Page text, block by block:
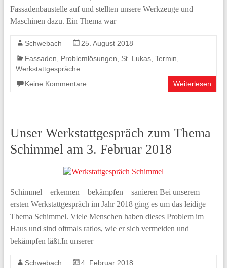
Fassadenbaustelle auf und stellten unsere Werkzeuge und
Maschinen dazu. Ein Thema war
Schwebach
25. August 2018
Fassaden
Problemlösungen St. Lukas, Termin
Werkstattgespräche
Keine Kommentare
Weiterlesen
Unser Werkstattgespräch zum Thema
Schimmel am 3. Februar 2018
Schimmel – erkennen – bekämpfen – sanieren Bei unserem
ersten Werkstattgespräch im Jahr 2018 ging es um das leidige
Thema Schimmel. Viele Menschen haben dieses Problem im
Haus und sind oftmals ratlos, wie er sich vermeiden und
bekämpfen läßt.In unserer
Schwebach
4. Februar 2018